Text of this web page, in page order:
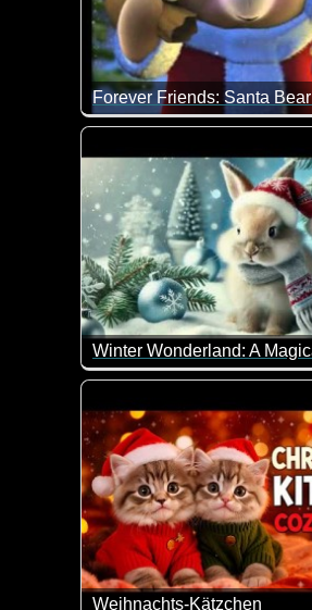
Merry Christmas vom
Wenn das kein
Weihnachts-Kätzchen